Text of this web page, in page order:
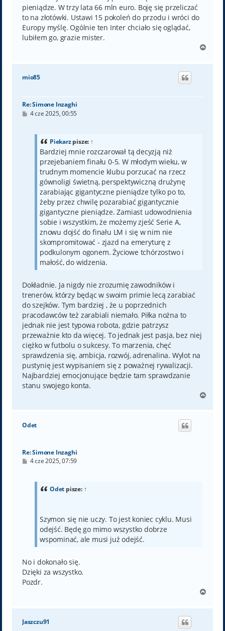
pieniądze. W trzy lata 66 mln euro. Boję się przeliczać
to na złotówki. Ustawi 15 pokoleń do przodu i wróci do
Europy myślę. Ogólnie ten Inter chciało się oglądać,
lubiłem go, grazie mister.
g
mio85
Re: Simone Inzaghi
P4 cze 2025, 00:55
Piekarzpisze: ↑
Bardziej mnie rozczarował tą decyzją niż
przejebaniem finału 0-5. W młodym wieku, w
trudnym momencie klubu porzucać na rzecz
gównoligi świetną, perspektywiczną drużynę
zarabiając gigantyczne pieniądze tylko po to,
żeby przez chwilę pozarabiać gigantycznie
gigantyczne pieniądze. Zamiast udowodnienia
sobie i wszystkim, że możemy zjeść Serie A,
znowu dojść do finału LM i się w nim nie
skompromitować - zjazd na emeryturę z
podkulonym ogonem. Życiowe tchórzostwo i
małość, do widzenia.
Dokładnie. Ja nigdy nie zrozumię zawodników i
trenerów, którzy będąc w swoim primie lecą zarabiać
do szejków. Tym bardziej , że u poprzednich
pracodawców też zarabiali niemało. Piłka nożna to
jednak nie jest typowa robota, gdzie patrzysz
przeważnie kto da więcej. To jednak jest pasja, bez niej
ciężko w futbolu o sukcesy. To marzenia, chęć
sprawdzenia się, ambicja, rozwój, adrenalina. Wylot na
pustynię jest wypisaniem się z poważnej rywalizacji.
Najbardziej emocjonujące będzie tam sprawdzanie
stanu swojego konta.
g
Odet
Re: Simone Inzaghi
P4 cze 2025, 07:59
Odet pisze: ↑
Szymon się nie uczy. To jest koniec cyklu. Musi
odejść. Będę go mimo wszystko dobrze
wspominać, ale musi już odejść.
No i dokonało się.
Dzięki za wszystko.
Pozdr.
g
Jaszczu91